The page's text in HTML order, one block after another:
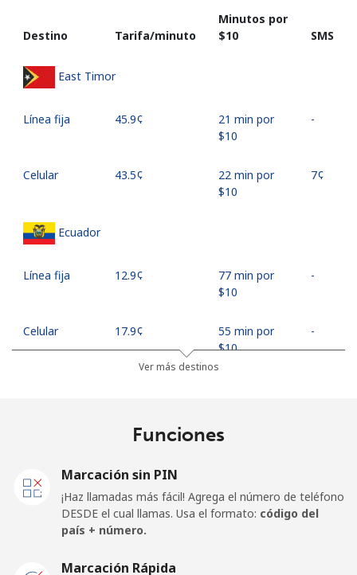
Destino Tarifa/minuto
Minutos por
⁦$10⁩
SMS
East Timor
Línea fija ⁦45.9¢⁩
21 min por
⁦$10⁩
-
Celular ⁦43.5¢⁩
22 min por
⁦$10⁩
⁦7¢⁩
Ecuador
Línea fija ⁦12.9¢⁩
77 min por
⁦$10⁩
-
Celular ⁦17.9¢⁩
55 min por
⁦$10⁩
-
⁦9.5¢⁩
105 min por
Celular
⁦$10⁩
Ver más destinos
Funciones
Marcación sin PIN
¡Haz llamadas más fácil! Agrega el número de teléfono
DESDE el cual llamas. Usa el formato: código del
país + número.
Marcación Rápida